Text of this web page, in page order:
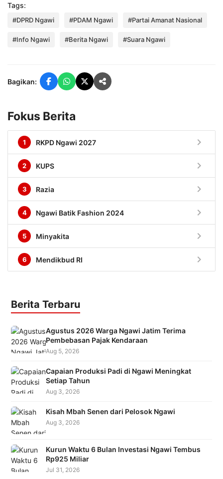
Tags:
#DPRD Ngawi #PDAM Ngawi #Partai Amanat Nasional
#Info Ngawi #Berita Ngawi #Suara Ngawi
Bagikan:
Fokus Berita
1 RKPD Ngawi 2027 chevron_right
2 KUPS chevron_right
3 Razia chevron_right
4 Ngawi Batik Fashion 2024 chevron_right
5 Minyakita chevron_right
6 Mendikbud RI chevron_right
Berita Terbaru
Agustus 2026 Warga Ngawi Jatim Terima
Pembebasan Pajak Kendaraan
Aug 5, 2026
Capaian Produksi Padi di Ngawi Meningkat
Setiap Tahun
Aug 3, 2026
Kisah Mbah Senen dari Pelosok Ngawi
Aug 3, 2026
Kurun Waktu 6 Bulan Investasi Ngawi Tembus
Rp925 Miliar
Jul 31, 2026